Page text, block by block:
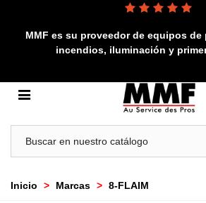
MMF es su proveedor de equipos
incendios, iluminación y
Inicio > Marcas > 8-FLAIM